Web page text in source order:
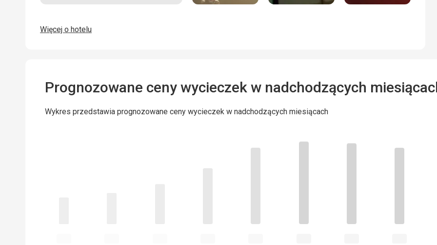
Więcej o hotelu
Prognozowane ceny wycieczek w nadchodzących
Wykres przedstawia prognozowane ceny wycieczek w nadchodzących miesiącach